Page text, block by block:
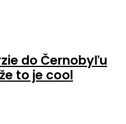
do Černobyľu
to je cool